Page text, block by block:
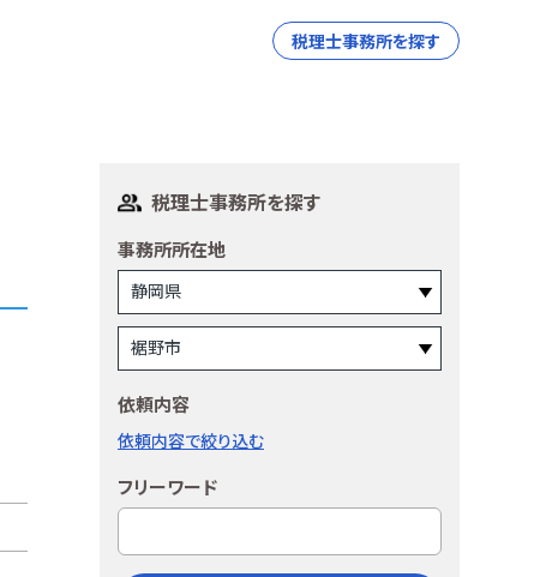
税理士事務所を探す
税理士事務所を探す
事務所所在地
依頼内容
依頼内容で絞り込む
フリーワード